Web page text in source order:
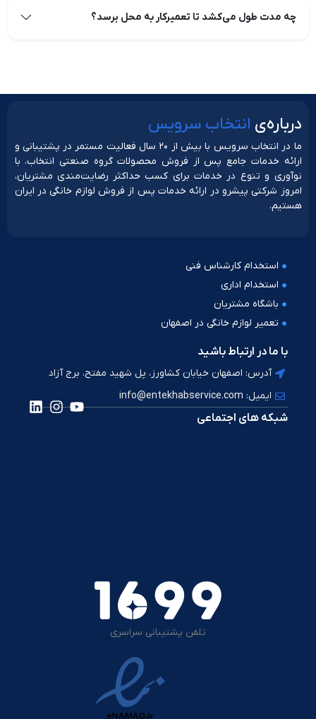
چه مدت طول می‌کشد تا تعمیرکار به محل برسد؟
دربار‌ه‌ی انتخاب سرویس
ما در انتخاب سرویس با بیش از ۲۰ سال فعالیت مستمر در پشتیبانی و
ارائه خدمات جامع پس از فروش محصولات گروه صنعتی انتخاب، با
نوآوری و تنوع در خدمات برای کسب حداکثر رضایت‌مندی مشتریان،
امروز شرکتی پیشرو در ارائه خدمات پس از فروش لوازم خانگی در ایران
هستیم.
استخدام کارشناس فنی
استخدام اداری
باشگاه مشتریان
تعمیر لوازم خانگی در اصفهان
با ما در ارتباط باشید
آدرس: اصفهان خیابان کشاورز، پل شهید مفتح، برج آزاد
ایمیل: info@entekhabservice.com
شبکه های اجتماعی
تلفن پشتیبانی سراسری